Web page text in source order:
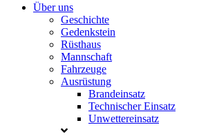
Über uns
Geschichte
Gedenkstein
Rüsthaus
Mannschaft
Fahrzeuge
Ausrüstung
Brandeinsatz
Technischer Einsatz
Unwettereinsatz